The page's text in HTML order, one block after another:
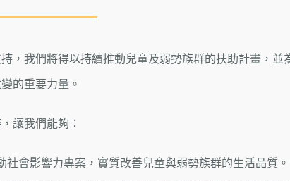
，我們將得以持續推動兒童及弱勢族群的扶助計畫，
的重要力量。
讓我們能夠：
社會影響力專案，實質改善兒童與弱勢族群的生活品質。